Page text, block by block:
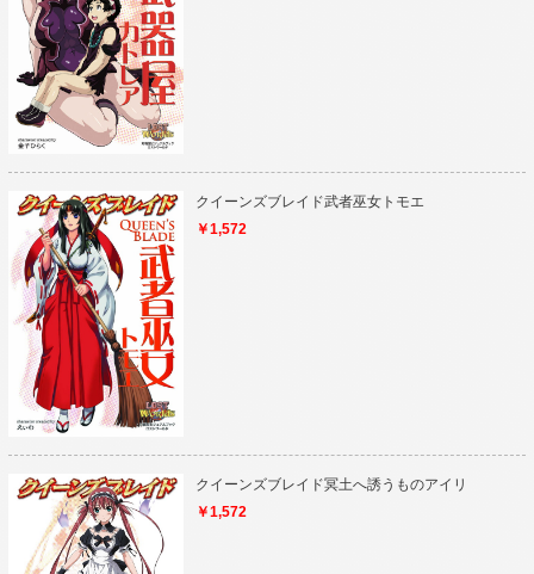
クイーンズブレイド武者巫女トモエ
￥1,572
クイーンズブレイド冥土へ誘うものアイリ
￥1,572